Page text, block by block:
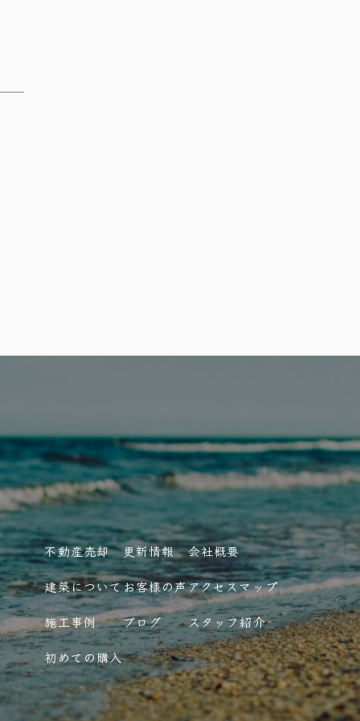
不動産売却
建築について
施工事例
初めての購入
更新情報
お客様の声
ブログ
会社概要
アクセスマップ
スタッフ紹介